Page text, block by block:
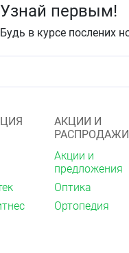
Пластырь OMNIFIX
надежной фиксации на
Поэтому с его помощью
обеспечивают
наложения,
помогают легко
Особые указания
В линейке фиксирующих
силой адгезии.
Omniplast -
Узнай первым!
Будь в курсе послених
АКЦИИ И
РАСПРОДАЖИ
Акции и
предложения
Оптика
Ортопедия